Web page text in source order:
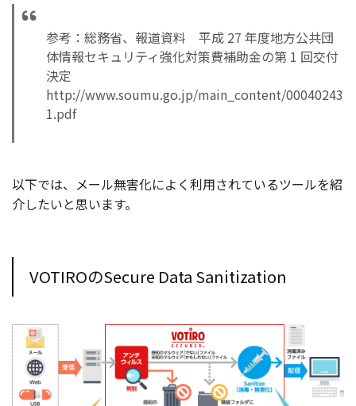
参考：総務省、報道資料 平成 27 年度地方公共団
体情報セキュリティ強化対策費補助金の第 1 回交付
決定
http://www.soumu.go.jp/main_content/00040243
1.pdf
以下では、メール無害化によく利用されているツールを紹
介したいと思います。
VOTIROのSecure Data Sanitization